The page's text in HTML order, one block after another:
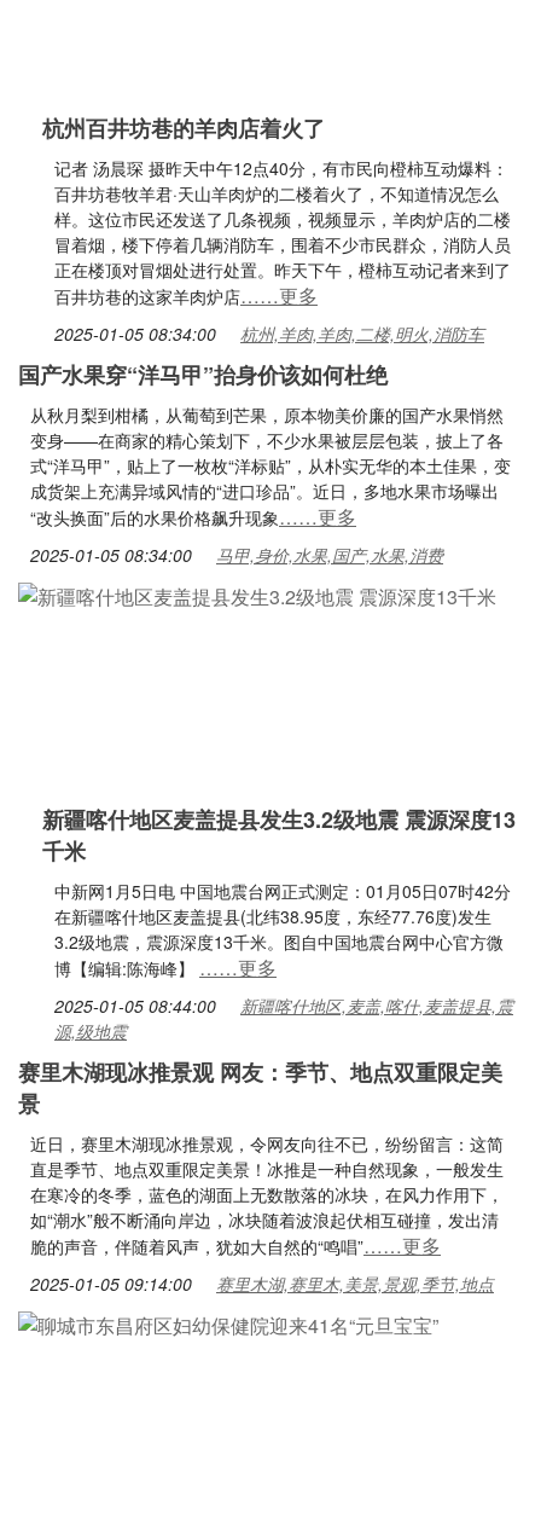
杭州百井坊巷的羊肉店着火了
记者 汤晨琛 摄昨天中午12点40分，有市民向橙柿互动爆料：
百井坊巷牧羊君·天山羊肉炉的二楼着火了，不知道情况怎么
样。这位市民还发送了几条视频，视频显示，羊肉炉店的二楼
冒着烟，楼下停着几辆消防车，围着不少市民群众，消防人员
正在楼顶对冒烟处进行处置。昨天下午，橙柿互动记者来到了
百井坊巷的这家羊肉炉店……更多
2025-01-05 08:34:00 杭州,羊肉,羊肉,二楼,明火,消防车
国产水果穿“洋马甲”抬身价该如何杜绝
从秋月梨到柑橘，从葡萄到芒果，原本物美价廉的国产水果悄然
变身——在商家的精心策划下，不少水果被层层包装，披上了各
式“洋马甲”，贴上了一枚枚“洋标贴”，从朴实无华的本土佳果，变
成货架上充满异域风情的“进口珍品”。近日，多地水果市场曝出
“改头换面”后的水果价格飙升现象……更多
2025-01-05 08:34:00 马甲,身价,水果,国产,水果,消费
新疆喀什地区麦盖提县发生3.2级地震 震源深度13
千米
中新网1月5日电 中国地震台网正式测定：01月05日07时42分
在新疆喀什地区麦盖提县(北纬38.95度，东经77.76度)发生
3.2级地震，震源深度13千米。图自中国地震台网中心官方微
博【编辑:陈海峰】 ……更多
2025-01-05 08:44:00
新疆喀什地区,麦盖,喀什,麦盖提县,震
源,级地震
赛里木湖现冰推景观 网友：季节、地点双重限定美
景
近日，赛里木湖现冰推景观，令网友向往不已，纷纷留言：这简
直是季节、地点双重限定美景！冰推是一种自然现象，一般发生
在寒冷的冬季，蓝色的湖面上无数散落的冰块，在风力作用下，
如“潮水”般不断涌向岸边，冰块随着波浪起伏相互碰撞，发出清
脆的声音，伴随着风声，犹如大自然的“鸣唱”……更多
2025-01-05 09:14:00 赛里木湖,赛里木,美景,景观,季节,地点